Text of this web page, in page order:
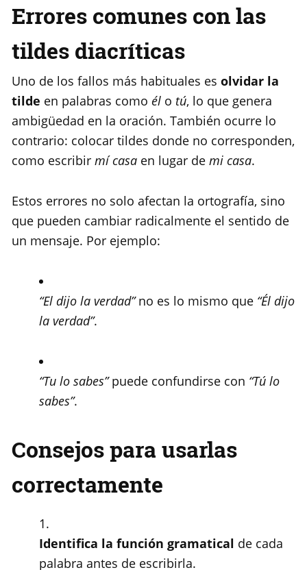
Errores comunes con las
tildes diacríticas
Uno de los fallos más habituales es olvidar la
tilde en palabras como él o tú, lo que genera
ambigüedad en la oración. También ocurre lo
contrario: colocar tildes donde no corresponden,
como escribir mí casa en lugar de mi casa.
Estos errores no solo afectan la ortografía, sino
que pueden cambiar radicalmente el sentido de
un mensaje. Por ejemplo:
“El dijo la verdad”no es lo mismo que “Él dijo
la verdad”.
“Tu lo sabes”puede confundirse con “Tú lo
sabes”.
Consejos para usarlas
correctamente
Identifica la función gramatical de cada
palabra antes de escribirla.